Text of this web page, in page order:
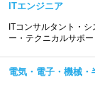
ITエンジニア
ITコンサルタント・
ー・テクニカルサポ
電気・電子・機械・